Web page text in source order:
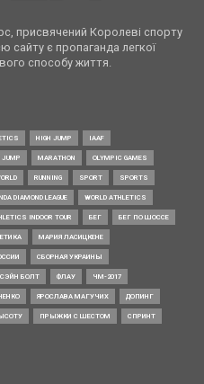
присвячений Королеві спорту
сайту є пропаганда легкої
способу життя.
HIGH JUMP IAAF
JUMP MARATHON OLYMPIC GAMES
RUNNING SPORT SPORTS
DIAMOND LEAGUE WORLD ATHLETICS
INDOOR TOUR БЕГ БЕГ ПО ШОССЕ
МАРИЯ ЛАСИЦКЕНЕ
СБОРНАЯ УКРАИНЫ
БОЛТ ФЛАУ ЧМ-2017
ЯРОСЛАВА МАГУЧИХ ДОПИНГ
ПРЫЖКИ С ШЕСТОМ СПРИНТ